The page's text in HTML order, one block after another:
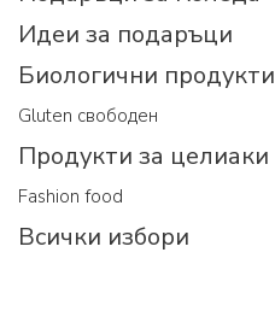
Идеи за подаръци
Биологични продукти
Gluten свободен
Продукти за целиаки
Fashion food
Всички избори